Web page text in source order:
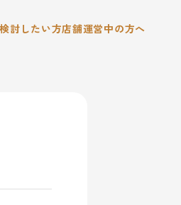
討したい方店舗運営中の方へ